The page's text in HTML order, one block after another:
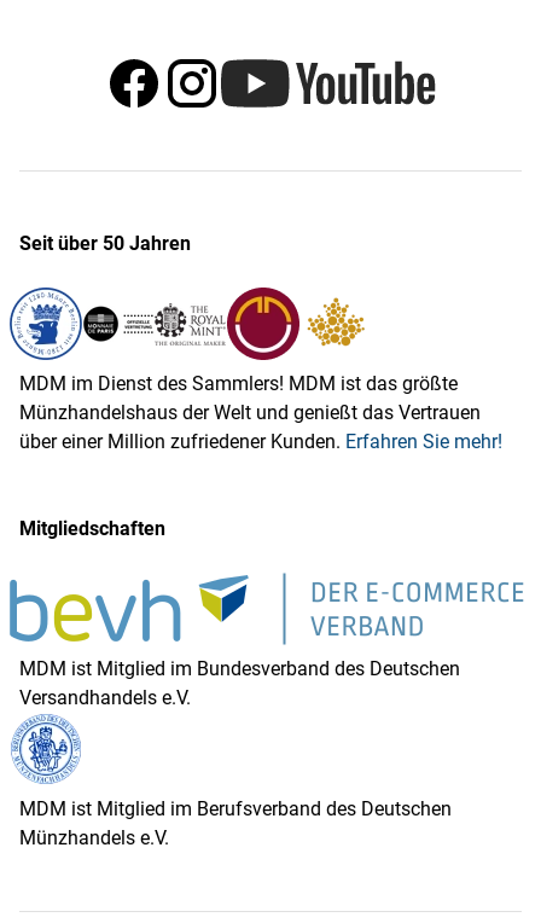
Seit über 50 Jahren
MDM im Dienst des Sammlers! MDM ist das größte
Münzhandelshaus der Welt und genießt das Vertrauen
über einer Million zufriedener Kunden. Erfahren Sie mehr!
Mitgliedschaften
MDM ist Mitglied im Bundesverband des Deutschen
Versandhandels e.V.
MDM ist Mitglied im Berufsverband des Deutschen
Münzhandels e.V.